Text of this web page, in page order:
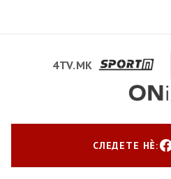
4TV.MK
СЛЕДЕТЕ НЀ: